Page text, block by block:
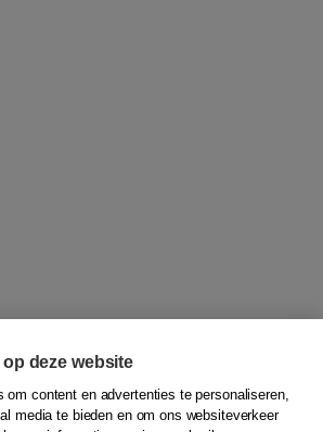
uitgevers
deze website
om content en advertenties te personaliseren,
media te bieden en om ons websiteverkeer